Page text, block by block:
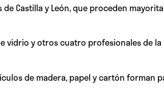
Castilla y León, que proceden
vidrio y otros cuatro profesionales de
de madera, papel y cartón forman